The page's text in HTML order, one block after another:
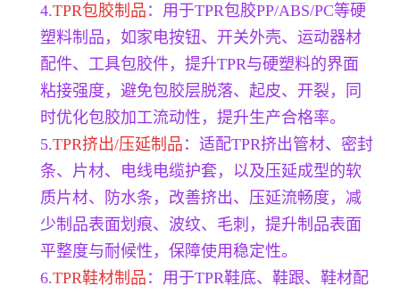
4.TPR包胶制品 ：用于TPR包胶PP/ABS/PC等硬
塑料制品，如家电按钮、开关外壳、运动器材
配件、工具包胶件，提升TPR与硬塑料的界面
粘接强度，避免包胶层脱落、起皮、开裂，同
时优化包胶加工流动性，提升生产合格率。
5.TPR挤出/压延制品 ：适配TPR挤出管材、密封
条、片材、电线电缆护套，以及压延成型的软
质片材、防水条，改善挤出、压延流畅度，减
少制品表面划痕、波纹、毛刺，提升制品表面
平整度与耐候性，保障使用稳定性。
6.TPR鞋材制品 ：用于TPR鞋底、鞋跟、鞋材配